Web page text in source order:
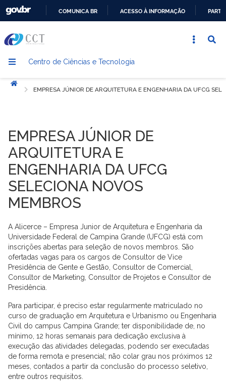
CONTEÚDO
COMUNICA BR ACESSO À INFORMAÇÃO
Centro de Ciências e Tecnologia
Início
EMPRESA JÚNIOR DE ARQUITETURA E ENGENHARIA DA UFCG
EMPRESA JÚNIOR DE
ARQUITETURA E
ENGENHARIA DA UFCG
SELECIONA NOVOS
MEMBROS
A Alicerce – Empresa Junior de Arquitetura e Engenharia da
Universidade Federal de Campina Grande (UFCG) está com
inscrições abertas para seleção de novos membros. São
ofertadas vagas para os cargos de Consultor de Vice
Presidência de Gente e Gestão, Consultor de Comercial,
Consultor de Marketing, Consultor de Projetos e Consultor de
Presidência.
Para participar, é preciso estar regularmente matriculado no
curso de graduação em Arquitetura e Urbanismo ou Engenharia
Civil do campus Campina Grande; ter disponibilidade de, no
mínimo, 12 horas semanais para dedicação exclusiva à
execução das atividades delegadas, podendo ser executadas
de forma remota e presencial; não colar grau nos próximos 12
meses, contados a partir da conclusão do processo seletivo,
entre outros requisitos.